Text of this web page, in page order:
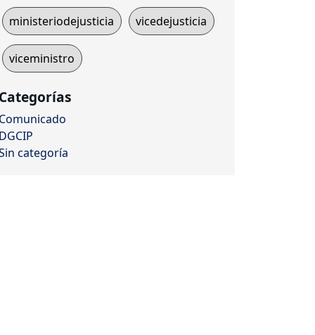
ministeriodejusticia vicedejusticia
viceministro
Categorías
Comunicado
DGCIP
categoría